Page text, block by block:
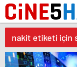
nakit etiketi için